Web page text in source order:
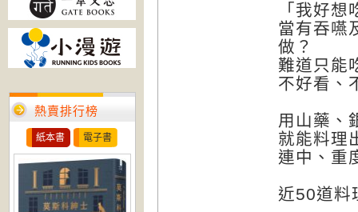
熱賣排行榜
紙本書 電子書
「我好
當有吞嚥
做？
難道只能
不好看、
用山藥、
就能料理
連中、重
近50道料